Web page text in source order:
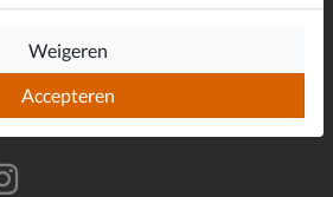
Inschrijven
Accepteren
Weigeren